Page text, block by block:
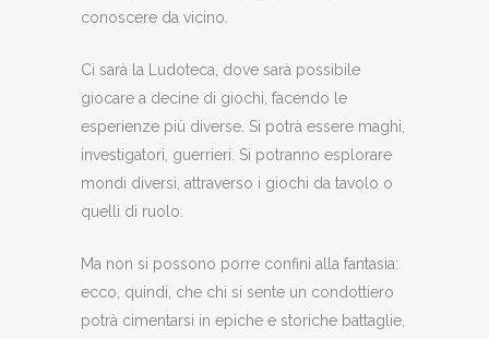
conoscere da vicino.
Ci sarà la Ludoteca, dove sarà possibile
giocare a decine di giochi, facendo le
esperienze più diverse. Si potrà essere maghi,
investigatori, guerrieri. Si potranno esplorare
mondi diversi, attraverso i giochi da tavolo o
quelli di ruolo.
Ma non si possono porre confini alla fantasia:
ecco, quindi, che chi si sente un condottiero
potrà cimentarsi in epiche e storiche battaglie,